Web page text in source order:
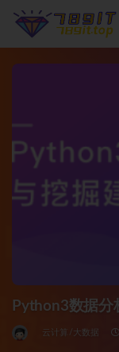
Python3数据分
云计算/大数据